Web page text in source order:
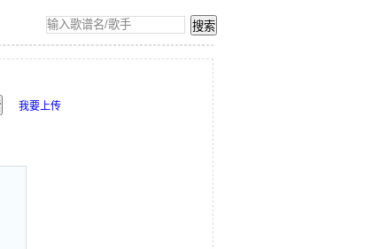
我要上传